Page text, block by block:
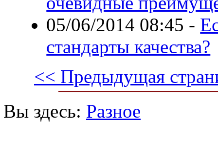
05/06/2014 08:45 -
стандарты качества?
<< Предыдущая
Вы здесь: Разное